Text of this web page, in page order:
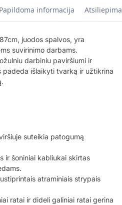
Papildoma informacija
juodos spalvos, yra
suvirinimo darbams.
darbiniu paviršiumi ir
padeda išlaikyti tvarką ir užtikrina
suteikia patogumą
ir šoniniai kabliukai skirtas
atraminiais strypais
ratai ir dideli galiniai ratai gerina